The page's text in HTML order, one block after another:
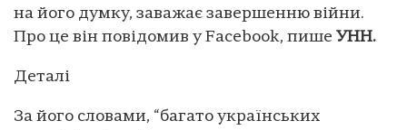
на його думку, заважає завершенню війни.
Про це він повідомив у Facebook, пише УНН.
Деталі
За його словами, “багато українських